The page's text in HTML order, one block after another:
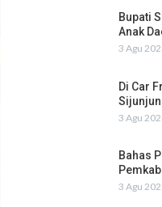
Bupati
Anak
3 Agu
Di Car
3 Agu
Bahas
3 Agu